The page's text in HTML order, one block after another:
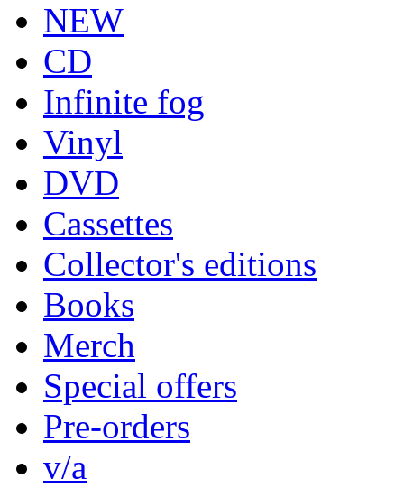
NEW
CD
Infinite fog
Vinyl
DVD
Cassettes
Collector's editions
Books
Merch
Special offers
Pre-orders
v/a